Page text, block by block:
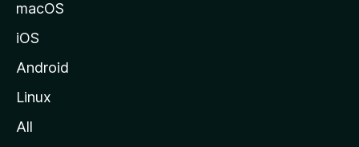
M
o
l
macOS
iOS
Android
Linux
All